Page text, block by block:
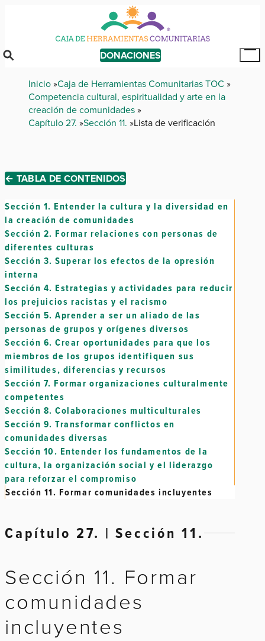
content
DONACIONES
Breadcrumb
Inicio Caja de Herramientas Comunitarias TOC
Competencia cultural, espiritualidad y arte en la
creación de comunidades
Capítulo 27. Sección 11. Lista de verificación
← TABLA DE CONTENIDOS
Sección 1. Entender la cultura y la diversidad en
la creación de comunidades
Sección 2. Formar relaciones con personas de
diferentes culturas
Sección 3. Superar los efectos de la opresión
interna
Sección 4. Estrategias y actividades para reducir
los prejuicios racistas y el racismo
Sección 5. Aprender a ser un aliado de las
personas de grupos y orígenes diversos
Sección 6. Crear oportunidades para que los
miembros de los grupos identifiquen sus
similitudes, diferencias y recursos
Sección 7. Formar organizaciones culturalmente
competentes
Sección 8. Colaboraciones multiculturales
Sección 9. Transformar conflictos en
comunidades diversas
Sección 10. Entender los fundamentos de la
cultura, la organización social y el liderazgo
para reforzar el compromiso
Sección 11. Formar comunidades incluyentes
Capítulo 27. | Sección 11.
Sección 11. Formar
comunidades
incluyentes